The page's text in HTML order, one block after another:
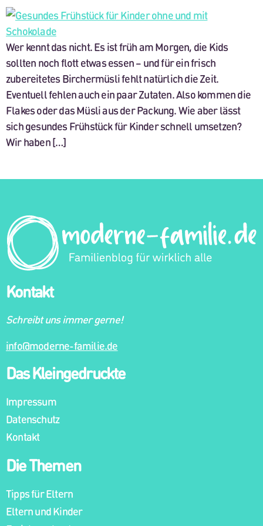
Wer kennt das nicht. Es ist früh am Morgen, die Kids
sollten noch flott etwas essen – und für ein frisch
zubereitetes Birchermüsli fehlt natürlich die Zeit.
Eventuell fehlen auch ein paar Zutaten. Also kommen die
Flakes oder das Müsli aus der Packung. Wie aber lässt
sich gesundes Frühstück für Kinder schnell umsetzen?
Wir haben […]
Kontakt
Schreibt uns immer gerne!
info@moderne-familie.de
Das Kleingedruckte
Impressum
Datenschutz
Kontakt
Die Themen
Tipps für Eltern
Eltern und Kinder